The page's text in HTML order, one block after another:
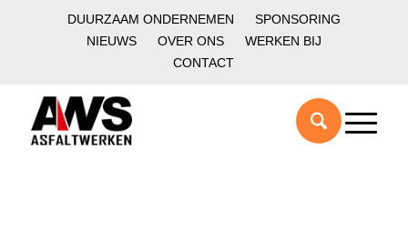
DUURZAAM ONDERNEMEN
SPONSORING
NIEUWS
OVER ONS
WERKEN BIJ
CONTACT